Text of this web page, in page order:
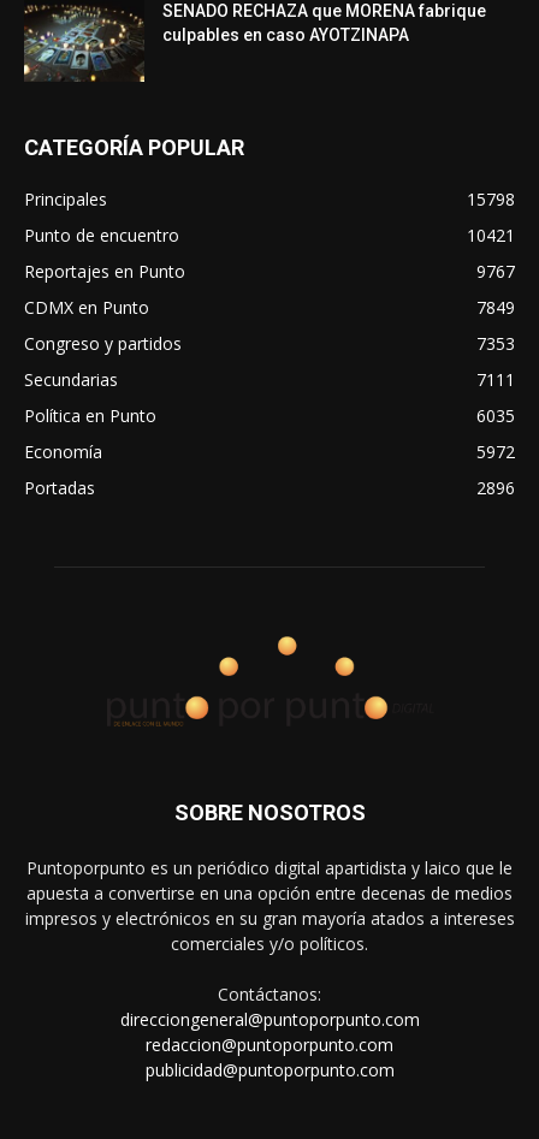
SENADO RECHAZA que MORENA fabrique
culpables en caso AYOTZINAPA
CATEGORÍA POPULAR
Principales
15798
Punto de encuentro
10421
Reportajes en Punto
9767
CDMX en Punto
7849
Congreso y partidos
7353
Secundarias
7111
Política en Punto
6035
Economía
5972
Portadas
2896
SOBRE NOSOTROS
Puntoporpunto es un periódico digital apartidista y laico que le
apuesta a convertirse en una opción entre decenas de medios
impresos y electrónicos en su gran mayoría atados a intereses
comerciales y/o políticos.
Contáctanos:
direcciongeneral@puntoporpunto.com
redaccion@puntoporpunto.com
publicidad@puntoporpunto.com